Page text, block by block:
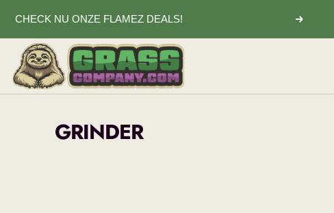
CHECK NU ONZE FLAMEZ DEALS! Volgende
Grasscompany.com
GRINDER